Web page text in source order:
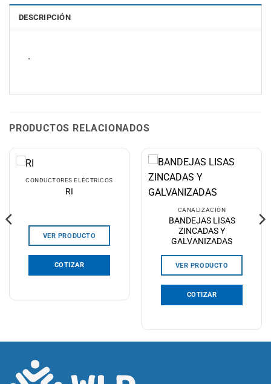
DESCRIPCIÓN
.
PRODUCTOS RELACIONADOS
CONDUCTORES ELÉCTRICOS
RI
VER PRODUCTO
COTIZAR
CANALIZACIÓN
BANDEJAS LISAS
ZINCADAS Y
GALVANIZADAS
VER PRODUCTO
COTIZAR